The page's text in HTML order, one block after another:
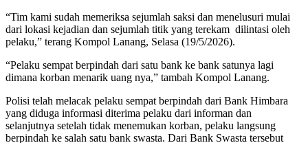
“Tim kami sudah memeriksa sejumlah saksi dan menelusuri mulai
dari lokasi kejadian dan sejumlah titik yang terekam dilintasi oleh
pelaku,” terang Kompol Lanang, Selasa (19/5/2026).
“Pelaku sempat berpindah dari satu bank ke bank satunya lagi
dimana korban menarik uang nya,” tambah Kompol Lanang.
Polisi telah melacak pelaku sempat berpindah dari Bank Himbara
yang diduga informasi diterima pelaku dari informan dan
selanjutnya setelah tidak menemukan korban, pelaku langsung
berpindah ke salah satu bank swasta. Dari Bank Swasta tersebut